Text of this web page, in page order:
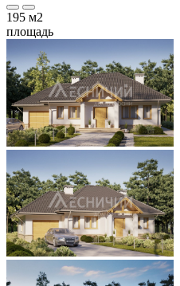
195 м2
площадь